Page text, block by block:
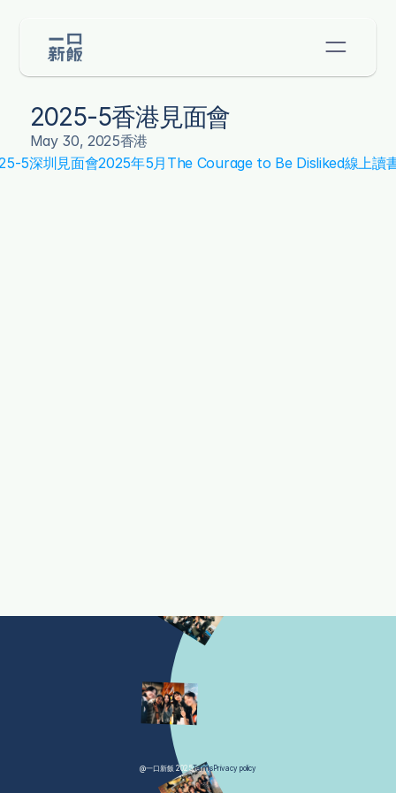
2025-5香港見面會
May 30, 2025香港
5深圳見面會2025年5月The Courage to Be Disliked線上讀
@一口新飯 2025TermsPrivacy policy